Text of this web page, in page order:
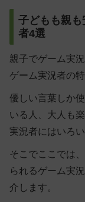
子どもも親
者4選
親子でゲーム実
ゲーム実況者の
優しい言葉しか
いる人、大人も
実況者にはいろ
そこでここでは
られるゲーム実
介します。